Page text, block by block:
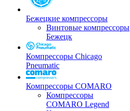
Бежецкие компрессоры
Винтовые компрессоры
Бежецк
Компрессоры Chicago
Pneumatic
Компрессоры COMARO
Компрессоры
COMARO Legend